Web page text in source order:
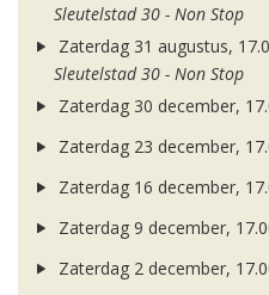
Sleutelstad 30 - Non Stop
Zaterdag 31 augustus,
Sleutelstad 30 - Non Stop
Zaterdag 30 december,
Zaterdag 23 december,
Zaterdag 16 december,
Zaterdag 9 december,
Zaterdag 2 december,